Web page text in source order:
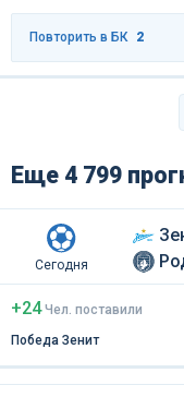
Повторить в БК 2
Еще 4 799
Сегодня
+24 Чел поставили
Победа Зенит